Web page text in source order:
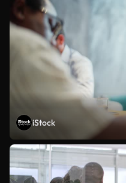
iStock